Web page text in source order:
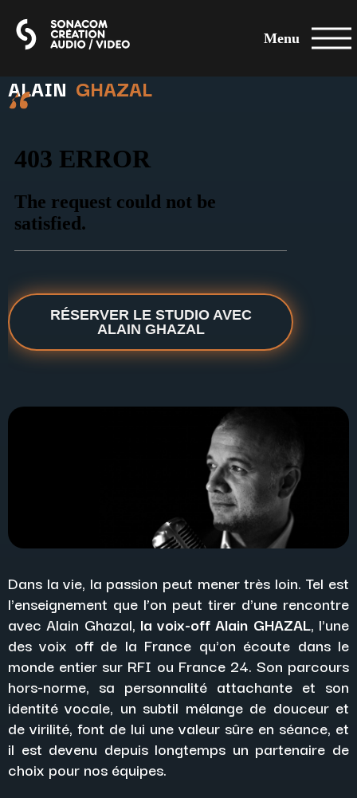
Menu
ALAIN GHAZAL
RÉSERVER LE STUDIO AVEC
ALAIN GHAZAL
Dans la vie, la passion peut mener très loin. Tel est
l'enseignement que l’on peut tirer d'une rencontre
avec Alain Ghazal, la voix-off Alain GHAZAL, l'une
des voix off de la France qu'on écoute dans le
monde entier sur RFI ou France 24. Son parcours
hors-norme, sa personnalité attachante et son
identité vocale, un subtil mélange de douceur et
de virilité, font de lui une valeur sûre en séance, et
il est devenu depuis longtemps un partenaire de
choix pour nos équipes.